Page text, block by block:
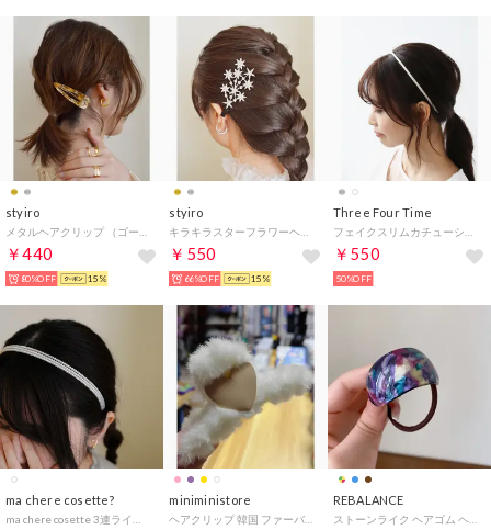
styiro
￥440
80%OFF 15%
styiro
￥550
66%OFF 15%
Three Four Time
￥550
50%OFF
ma chere cosette? miniministore REBALANCE
ストーンライク ヘアゴム ヘアアクセサリー （F）